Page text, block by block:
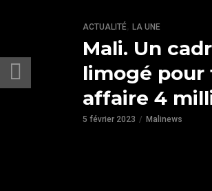
ACTUALITÉ LA UNE
Mali. Un
limogé pour
affaire 4
5 février 2023 Malinews